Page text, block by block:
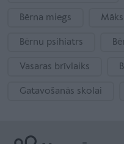
Bērna miegs
Bērnu psihiatrs
Vasaras brīvlaiks
Gatavošanās skolai